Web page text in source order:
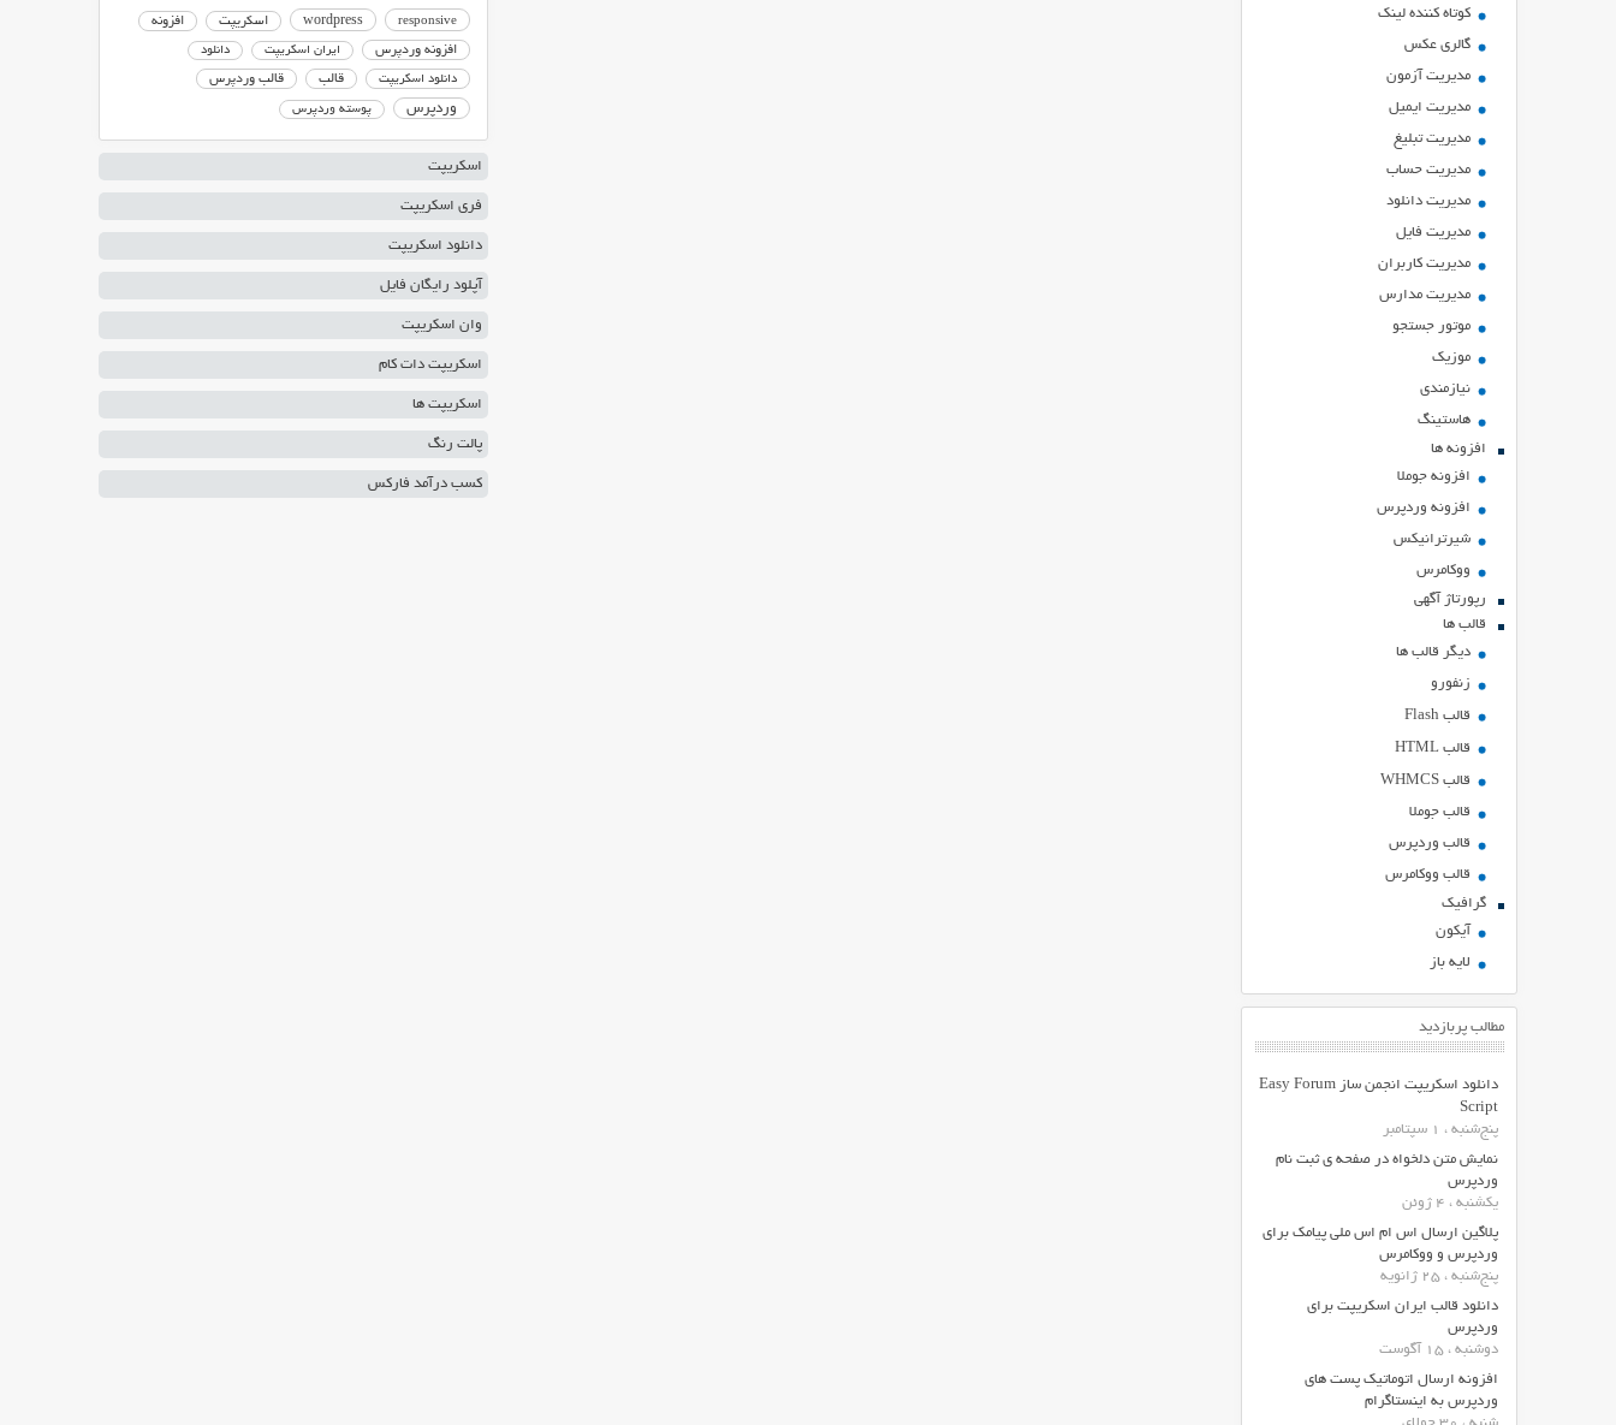
کوتاه کننده لینک
گالری عکس
مدیریت آزمون
مدیریت ایمیل
مدیریت تبلیغ
مدیریت حساب
مدیریت دانلود
مدیریت فایل
مدیریت کاربران
مدیریت مدارس
موتور جستجو
موزیک
نیازمندی
هاستينگ
افزونه ها
افزونه جوملا
افزونه وردپرس
شیرترانیکس
ووکامرس
رپورتاژ آگهی
قالب ها
دیگر قالب ها
زنفورو
قالب Flash
قالب HTML
قالب WHMCS
قالب جوملا
قالب وردپرس
قالب ووکامرس
گرافیک
آیکون
لایه باز
مطالب پربازدید
دانلود اسکریپت انجمن ساز Easy Forum
Script
پنج‌شنبه ، 1 سپتامبر
نمایش متن دلخواه در صفحه ی ثبت نام
وردپرس
یکشنبه ، 4 ژوئن
پلاگین ارسال اس ام اس ملی پیامک برای
وردپرس و ووکامرس
پنج‌شنبه ، 25 ژانویه
دانلود قالب ایران اسکریپت برای
وردپرس
دوشنبه ، 15 آگوست
افزونه ارسال اتوماتیک پست های
وردپرس به اینستاگرام
responsive
wordpress اسکریپت
افزونه
افزونه وردپرس
ایران اسکریپت دانلود
دانلود اسکریپت قالب قالب وردپرس
وردپرس پوسته وردپرس
اسکریپت
فری اسکریپت
دانلود اسکریپت
آپلود رایگان فایل
وان اسکریپت
اسکریپت دات کام
اسکریپت ها
پالت رنگ
کسب درآمد فارکس